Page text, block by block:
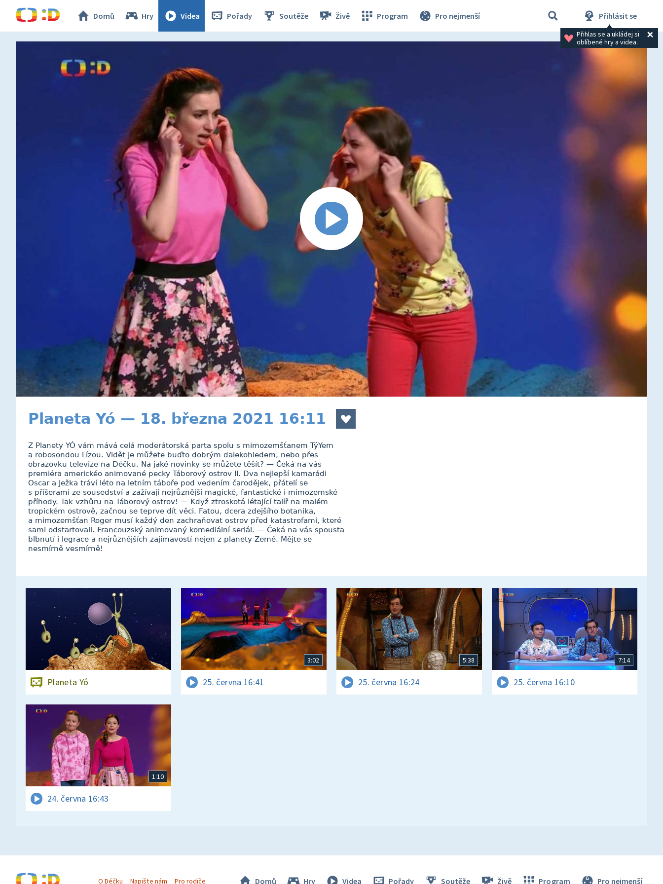
Domů Hry Videa Pořady Soutěže Živě Program Pro nejmenší Přihlásit se
Přihlas se a ukládej si
oblíbené hry a videa.
Planeta Yó — 18. března 2021 16:11
Z Planety YÓ vám mává celá moderátorská parta spolu s mimozemšťanem TýYem
a robosondou Lízou. Vidět je můžete buďto dobrým dalekohledem, nebo přes
obrazovku televize na Déčku. Na jaké novinky se můžete těšít? — Čeká na vás
premiéra americkéo animované pecky Táborový ostrov II. Dva nejlepší kamarádi
Oscar a Ježka tráví léto na letním táboře pod vedením čarodějek, přátelí se
s příšerami ze sousedství a zažívají nejrůznější magické, fantastické i mimozemské
příhody. Tak vzhůru na Táborový ostrov! — Když ztroskotá létající talíř na malém
tropickém ostrově, začnou se teprve dít věci. Fatou, dcera zdejšího botanika,
a mimozemšťan Roger musí každý den zachraňovat ostrov před katastrofami, které
sami odstartovali. Francouzský animovaný komediální seriál. — Čeká na vás spousta
blbnutí i legrace a nejrůznějších zajímavostí nejen z planety Země. Mějte se
nesmírně vesmírně!
Planeta Yó
3:02
25. června 16:41
5:38
25. června 16:24
7:14
25. června 16:10
1:10
24. června 16:43
O Déčku Napište nám Pro rodiče Domů Hry Videa Pořady Soutěže Živě Program Pro nejmenší